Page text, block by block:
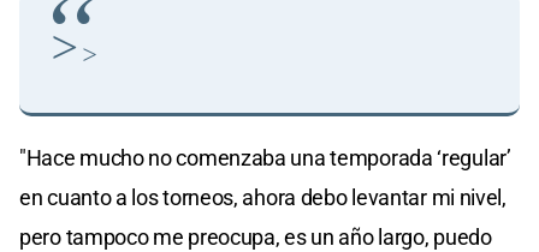
> >
"Hace mucho no comenzaba una temporada ‘regular’
en cuanto a los torneos, ahora debo levantar mi nivel,
pero tampoco me preocupa, es un año largo, puedo